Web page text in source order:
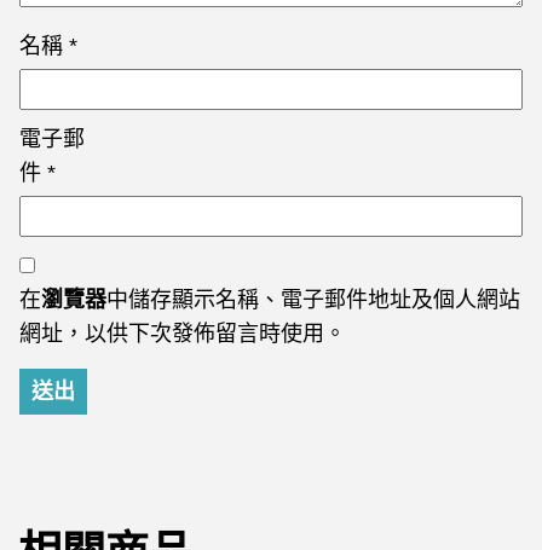
名稱 *
電子郵
件 *
在瀏覽器中儲存顯示名稱、電子郵件地址及個人網站
網址，以供下次發佈留言時使用。